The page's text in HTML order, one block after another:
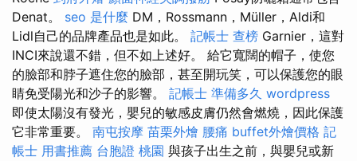
Denat。 seo 是什麼 DM，Rossmann，Müller，Aldi和
Lidl自己的品牌產品也是如此。 記帳士 查榜 Garnier，這對
INCI來說還不錯，但不如上述好。 給它寬闊的帽子，使您
的臉部和脖子遮住您的臉部，甚至開玩笑，可以保護您的眼
睛免受陽光和沙子的影響。 記帳士 準備多久 wordpress
即使太陽沒有發光，嬰兒的敏感皮膚仍然會燃燒，因此保護
它非常重要。 南屯按摩 苗栗外燴 腰痛 buffet外燴價格 記
帳士 用書推薦 台胞證 桃園 與孩子出生之前，與嬰兒或新